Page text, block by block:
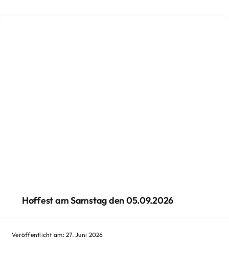
Hoffest am Samstag den 05.09.2026
Veröffentlicht am: 27. Juni 2026